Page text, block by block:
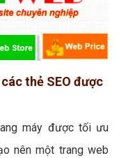
thẻ SEO được
máy được tối ưu
nên một trang web